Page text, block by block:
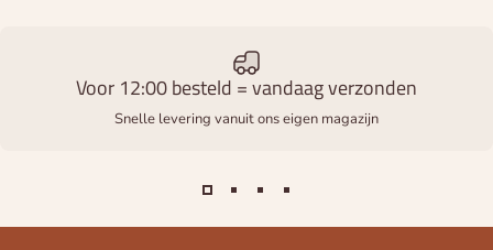
Voor 12:00 besteld = vandaag verzonden
Snelle levering vanuit ons eigen magazijn